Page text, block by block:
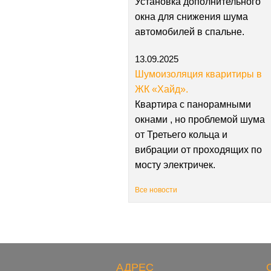
окна для снижения шума
автомобилей в спальне.
13.09.2025
Шумоизоляция кваритиры в
ЖК «Хайд».
Квартира с панорамными
окнами , но проблемой шума
от Третьего кольца и
вибрации от проходящих по
мосту электричек.
Все новости
АДРЕС